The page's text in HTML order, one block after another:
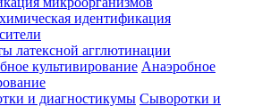
идентификация
латексной агглютинации
Анаэробное
Сыворотки и